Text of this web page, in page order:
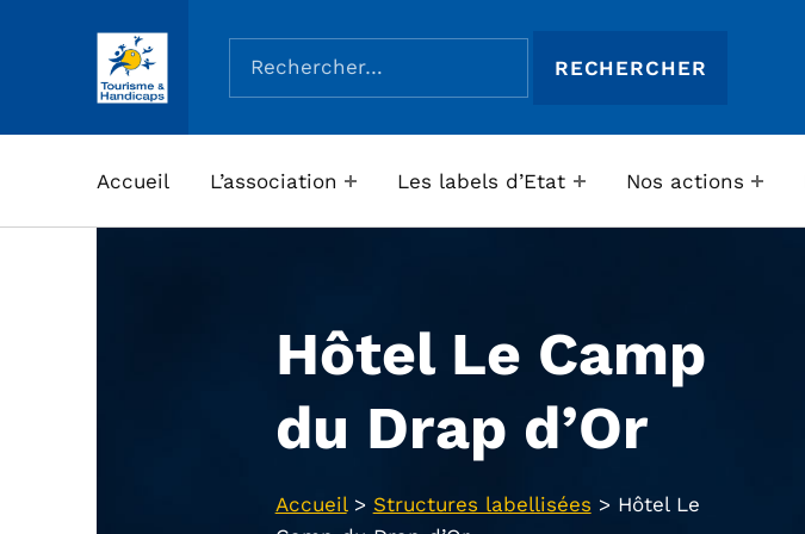
ASSOCIATION TOURISME ET HANDICAPS
Rechercher :
Accueil L’association Les labels d’Etat Nos actions
Hôtel Le Camp
du Drap d’Or
Accueil> Structures labellisées > Hôtel Le